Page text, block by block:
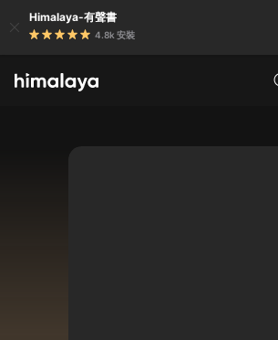
Himalaya-有聲書
4.8k 安裝